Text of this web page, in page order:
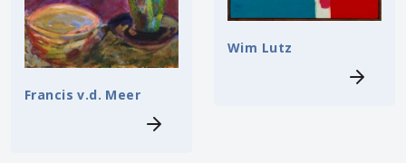
Francis v.d. Meer
Wim Lutz